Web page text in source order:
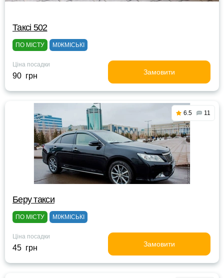
Таксі 502
ПО МІСТУ МІЖМІСЬКІ
Ціна посадки
90 грн Замовити
6.5 11
Беру такси
ПО МІСТУ МІЖМІСЬКІ
Ціна посадки
45 грн Замовити